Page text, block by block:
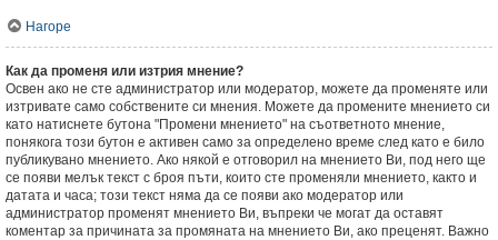
Нагоре
Как да променя или изтрия мнение?
Освен ако не сте администратор или модератор, можете да променяте или
изтривате само собствените си мнения. Можете да промените мнението си
като натиснете бутона "Промени мнението" на съответното мнение,
понякога този бутон е активен само за определено време след като е било
публикувано мнението. Ако някой е отговорил на мнението Ви, под него ще
се появи мелък текст с броя пъти, които сте променяли мнението, както и
датата и часа; този текст няма да се появи ако модератор или
администратор променят мнението Ви, въпреки че могат да оставят
коментар за причината за промяната на мнението Ви, ако преценят. Важно